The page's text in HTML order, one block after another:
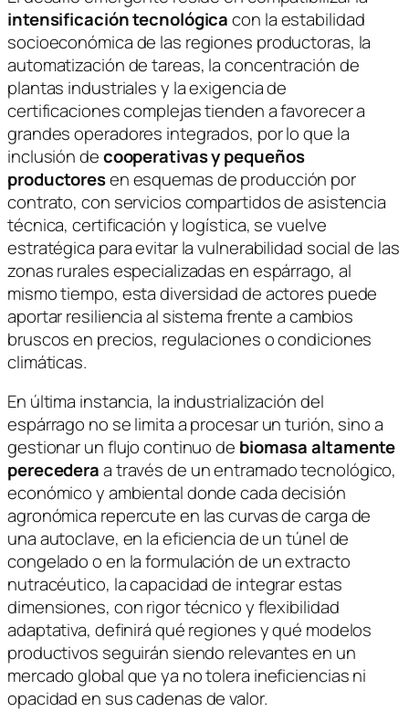
intensificación tecnológicacon la estabilidad
socioeconómica de las regiones productoras, la
automatización de tareas, la concentración de
plantas industriales y la exigencia de
certificaciones complejas tienden a favorecer a
grandes operadores integrados, por lo que la
inclusión decooperativas y pequeños
productoresen esquemas de producción por
contrato, con servicios compartidos de asistencia
técnica, certificación y logística, se vuelve
estratégica para evitar la vulnerabilidad social de las
zonas rurales especializadas en espárrago, al
mismo tiempo, esta diversidad de actores puede
aportar resiliencia al sistema frente a cambios
bruscos en precios, regulaciones o condiciones
climáticas.
En última instancia, la industrialización del
espárrago no se limita a procesar un turión, sino a
gestionar un flujo continuo de biomasa altamente
perecederaa través de un entramado tecnológico,
económico y ambiental donde cada decisión
agronómica repercute en las curvas de carga de
una autoclave, en la eficiencia de un túnel de
congelado o en la formulación de un extracto
nutracéutico, la capacidad de integrar estas
dimensiones, con rigor técnico y flexibilidad
adaptativa, definirá qué regiones y qué modelos
productivos seguirán siendo relevantes en un
mercado global que ya no tolera ineficiencias ni
opacidad en sus cadenas de valor.